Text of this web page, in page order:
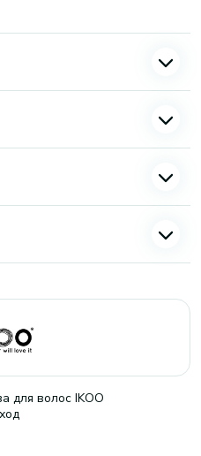
для волос IKOO